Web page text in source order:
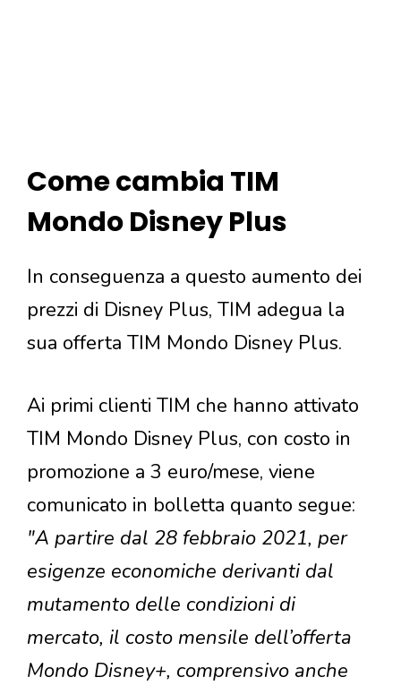
Come cambia TIM
Mondo Disney Plus
In conseguenza a questo aumento dei
prezzi di Disney Plus, TIM adegua la
sua offerta TIM Mondo Disney Plus.
Ai primi clienti TIM che hanno attivato
TIM Mondo Disney Plus, con costo in
promozione a 3 euro/mese, viene
comunicato in bolletta quanto segue:
"A partire dal 28 febbraio 2021, per
esigenze economiche derivanti dal
mutamento delle condizioni di
mercato, il costo mensile dell’offerta
Mondo Disney+, comprensivo anche